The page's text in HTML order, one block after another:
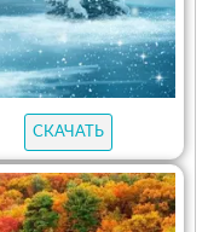
СКАЧАТЬ